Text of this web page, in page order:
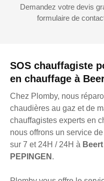
SOS chauffagiste
en chauffage à
Chez Plomby, nous
chaudières au gaz et de
chauffagistes experts en
nous offrons un service
sur 7 et 24H / 24H à Beert
PEPINGEN .
Demandez votre devis
formulaire de